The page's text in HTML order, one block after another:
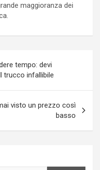
maggioranza dei
tempo: devi
trucco infallibile
visto un prezzo così
basso